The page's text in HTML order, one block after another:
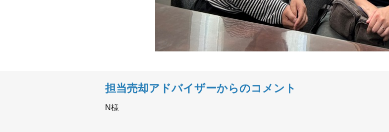
担当売却アドバイザーからのコメント
N様